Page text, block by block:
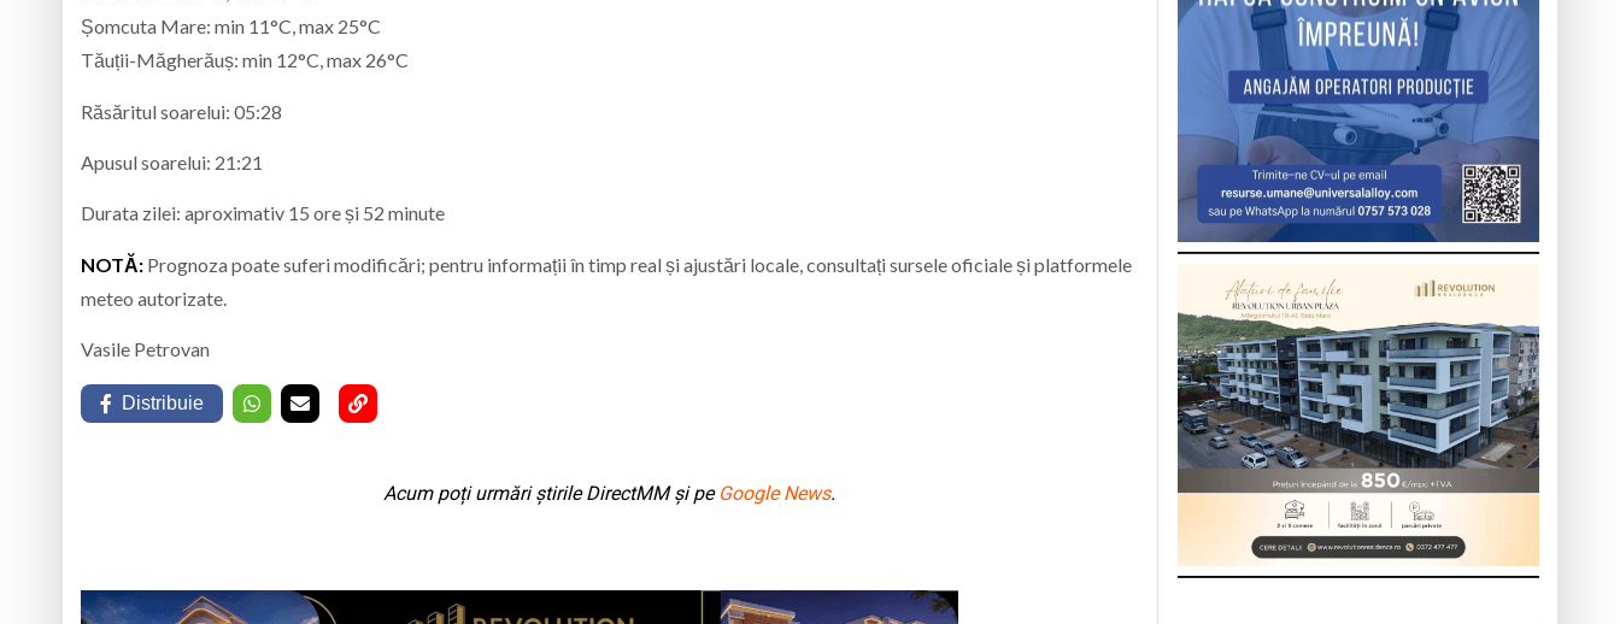
Șomcuta Mare: min 11°C, max 25°C
Tăuții-Măgherăuș: min 12°C, max 26°C
Răsăritul soarelui: 05:28
Apusul soarelui: 21:21
Durata zilei: aproximativ 15 ore și 52 minute
NOTĂ: Prognoza poate suferi modificări; pentru informații în timp real și ajustări locale, consultați sursele oficiale și platformele
meteo autorizate.
Vasile Petrovan
Distribuie
Acum poți urmări știrile DirectMM și pe Google News.